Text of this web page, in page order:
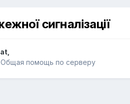
сигналізації
Общая помощь по серверу